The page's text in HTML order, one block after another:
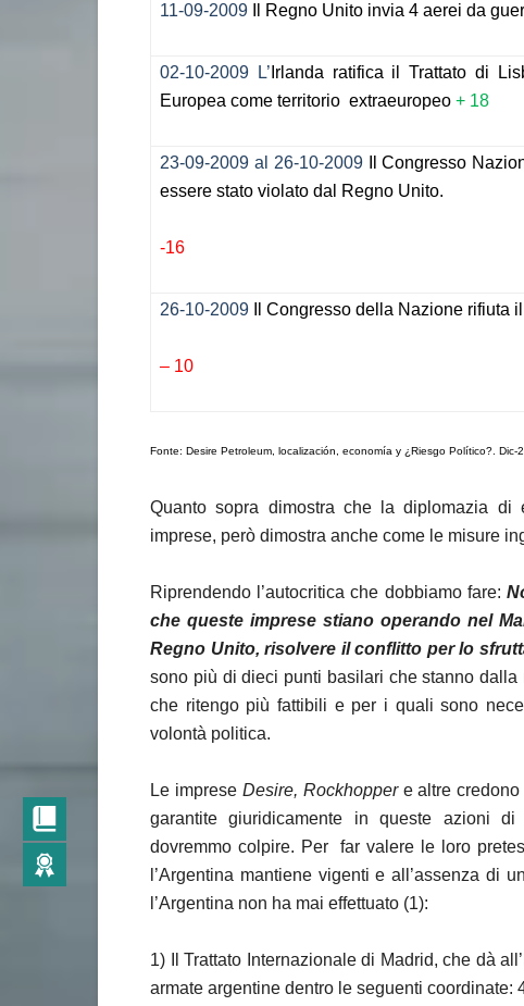
11-09-2009 Il Regno Unito invia 4 aerei da
02-10-2009 L’ Irlanda ratifica il Trattato di
Europea come territorio extraeuropeo + 18
23-09-2009 al 26-10-2009
Il Congresso
essere stato violato dal Regno Unito.
-16
26-10-2009 Il Congresso della Nazione rifiuta
– 10
Fonte: Desire Petroleum, localización, economía y ¿Riesgo Político?. Dic-
Quanto sopra dimostra che la diplomazia
imprese, però dimostra anche come le misure
Riprendendo l’autocritica che dobbiamo fare:
che queste imprese stiano operando nel
Regno Unito, risolvere il conflitto per lo
sono più di dieci punti basilari che stanno
che ritengo più fattibili e per i quali sono
volontà politica.
Le imprese Desire, Rockhopper e altre
garantite giuridicamente in queste azioni
dovremmo colpire. Per far valere le loro
l’Argentina mantiene vigenti e all’assenza di
l’Argentina non ha mai effettuato (1):
1)
Il Trattato Internazionale di Madrid, che dà
armate argentine dentro le seguenti coordinate: